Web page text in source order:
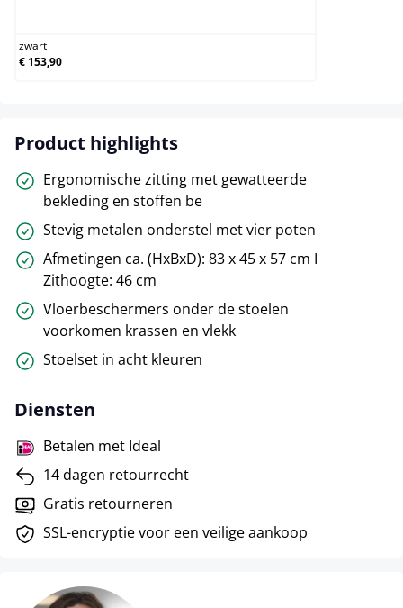
zwart
€ 153,90
Product highlights
Ergonomische zitting met gewatteerde
bekleding en stoffen be
Stevig metalen onderstel met vier poten
Afmetingen ca. (HxBxD): 83 x 45 x 57 cm I
Zithoogte: 46 cm
Vloerbeschermers onder de stoelen
voorkomen krassen en vlekk
Stoelset in acht kleuren
Diensten
Betalen met Ideal
14 dagen retourrecht
Gratis retourneren
SSL-encryptie voor een veilige aankoop